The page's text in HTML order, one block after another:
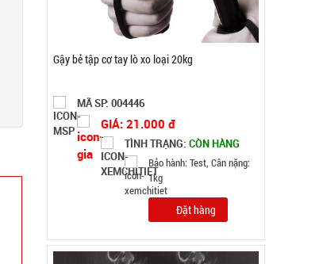
Gỗ Aroma - CAO
MÃ SP: 003185
GIÁ: 52.000 đ
TÌNH TRẠNG:CÒN HÀNG
Bảo hành: Test
Đặt hàng